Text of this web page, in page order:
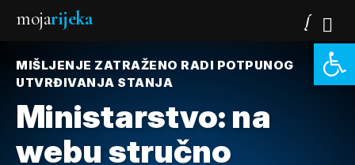
mojarijeka
MIŠLJENJE ZATRAŽENO RADI POTPUNOG
UTVRĐIVANJA STANJA
Ministarstvo: na
webu stručno